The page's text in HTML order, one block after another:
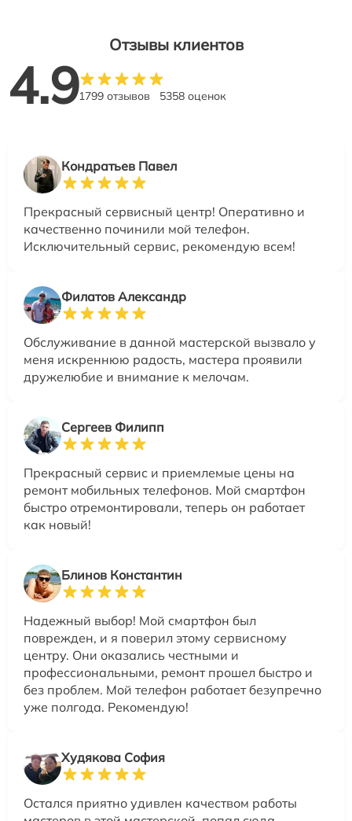
Отзывы клиентов
4.91799 отзывов 5358 оценок
Кондратьев Павел
Прекрасный сервисный центр! Оперативно и
качественно починили мой телефон.
Исключительный сервис, рекомендую всем!
Филатов Александр
Обслуживание в данной мастерской вызвало у
меня искреннюю радость, мастера проявили
дружелюбие и внимание к мелочам.
Сергеев Филипп
Прекрасный сервис и приемлемые цены на
ремонт мобильных телефонов. Мой смартфон
быстро отремонтировали, теперь он работает
как новый!
Блинов Константин
Надежный выбор! Мой смартфон был
поврежден, и я поверил этому сервисному
центру. Они оказались честными и
профессиональными, ремонт прошел быстро и
без проблем. Мой телефон работает безупречно
уже полгода. Рекомендую!
Худякова София
Остался приятно удивлен качеством работы